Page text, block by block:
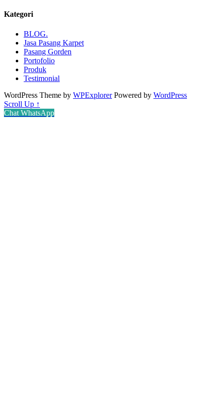
Kategori
BLOG.
Jasa Pasang Karpet
Pasang Gorden
Portofolio
Produk
Testimonial
WordPress Theme by WPExplorerPowered by WordPress
Scroll Up ↑
Chat WhatsApp